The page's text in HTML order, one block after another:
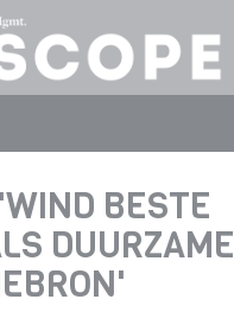
BESTE
DUURZAME